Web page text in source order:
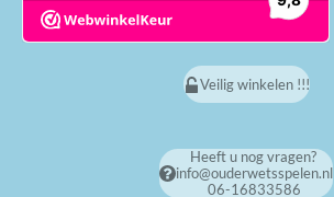
Veilig winkelen !!!
Heeft u nog vragen?
info@ouderwetsspelen.nl
06-16833586